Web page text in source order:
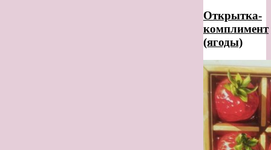
Открытка-
комплимент
(ягоды)